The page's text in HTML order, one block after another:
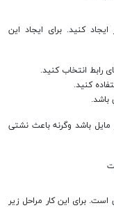
کنید. برای ایجاد این
باشد وگرنه باعث نشتی
برای این کار مراحل زیر